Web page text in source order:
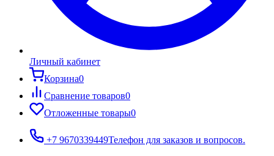
Личный кабинет
Корзина0
Сравнение товаров0
Отложенные товары0
+7 9670339449Телефон для заказов и вопросов.